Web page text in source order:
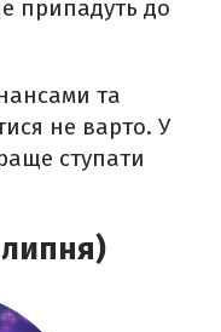
припадуть до
та
не варто. У
ступати